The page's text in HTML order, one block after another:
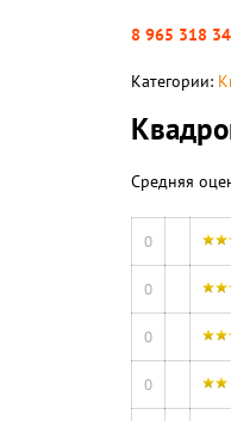
8 965 318
Категории:
Средняя
0
0
0
0